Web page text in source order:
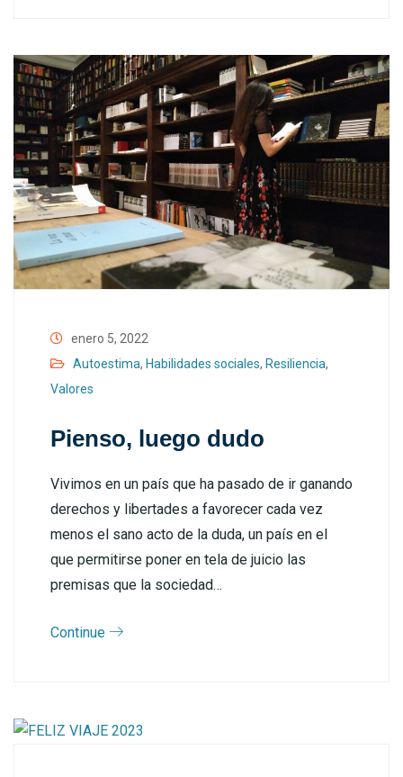
enero 5, 2022
Autoestima, Habilidades sociales, Resiliencia,
Valores
Pienso, luego dudo
Vivimos en un país que ha pasado de ir ganando
derechos y libertades a favorecer cada vez
menos el sano acto de la duda, un país en el
que permitirse poner en tela de juicio las
premisas que la sociedad…
Continue